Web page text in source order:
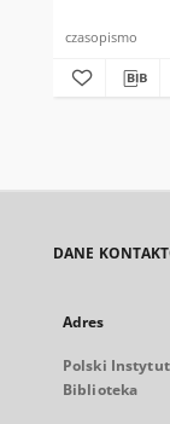
czasopismo
DANE
Adres
Polski
Biblioteka